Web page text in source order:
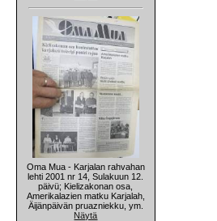
Oma Mua - Karjalan rahvahan
lehti 2001 nr 14, Sulakuun 12.
päivü; Kielizakonan osa,
Amerikalazien matku Karjalah,
Äijänpäivän pruazniekku, ym.
Näytä